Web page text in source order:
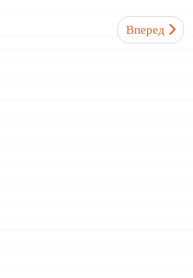
тайский без изученияСледующий:
Вперед